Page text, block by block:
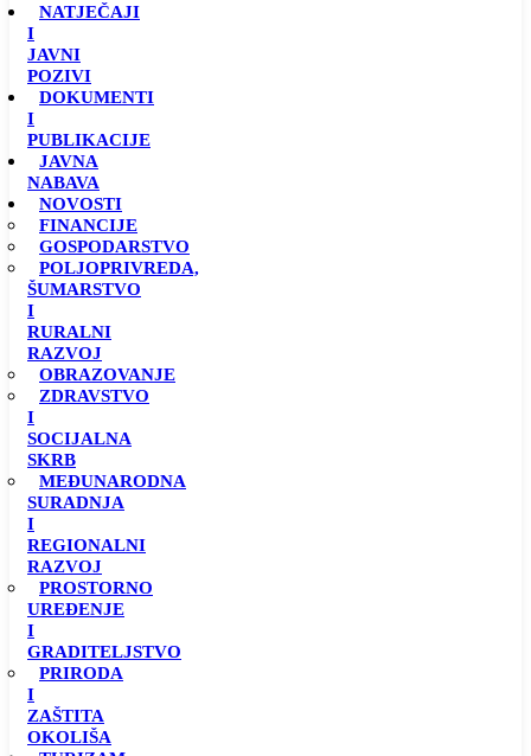
NATJEČAJI
I
JAVNI
POZIVI
DOKUMENTI
I
PUBLIKACIJE
JAVNA
NABAVA
NOVOSTI
FINANCIJE
GOSPODARSTVO
POLJOPRIVREDA,
ŠUMARSTVO
I
RURALNI
RAZVOJ
OBRAZOVANJE
ZDRAVSTVO
I
SOCIJALNA
SKRB
MEĐUNARODNA
SURADNJA
I
REGIONALNI
RAZVOJ
PROSTORNO
UREĐENJE
I
GRADITELJSTVO
PRIRODA
I
ZAŠTITA
OKOLIŠA